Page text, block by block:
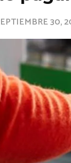
30,